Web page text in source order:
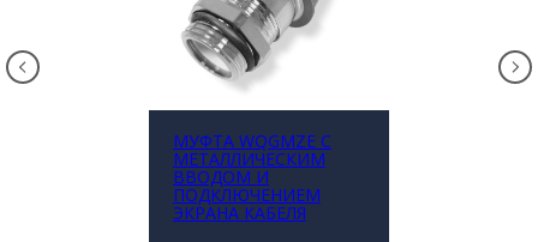
МУФТА WQGMZE С
МЕТАЛЛИЧЕСКИМ
ВВОДОМ И
ПОДКЛЮЧЕНИЕМ
ЭКРАНА КАБЕЛЯ